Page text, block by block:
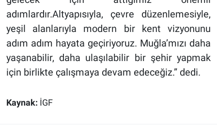
adımlardır.Altyapısıyla, çevre düzenlemesiyle,
yeşil alanlarıyla modern bir kent vizyonunu
adım adım hayata geçiriyoruz. Muğla’mızı daha
yaşanabilir, daha ulaşılabilir bir şehir yapmak
için birlikte çalışmaya devam edeceğiz.” dedi.
Kaynak: İGF